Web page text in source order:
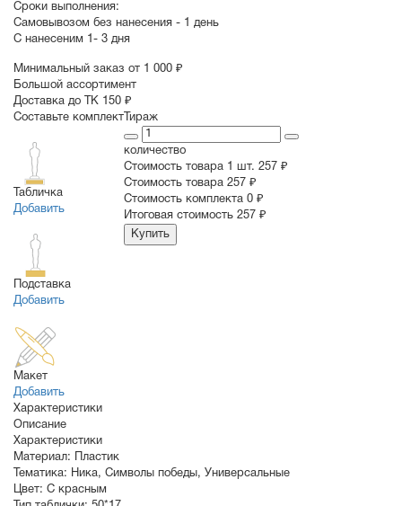
Сроки выполнения:
Самовывозом без нанесения - 1 день
С нанесеним 1- 3 дня
Минимальный заказ от 1 000 ₽
Большой ассортимент
Доставка до ТК 150 ₽
Составьте комплект
Табличка
Добавить
Подставка
Добавить
Макет
Добавить
Тираж
количество
Стоимость товара 1 шт. 257 ₽
Cтоимость товара 257 ₽
Стоимость комплекта 0 ₽
Итоговая стоимость 257 ₽
Купить
Характеристики
Описание
Характеристики
Материал: Пластик
Тематика: Ника, Символы победы, Универсальные
Цвет: С красным